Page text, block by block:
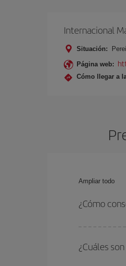
Internacional
Situación:
Página web:
Cómo llegar a
Ampliar todo
¿Cómo
fechas y
¿Cuáles